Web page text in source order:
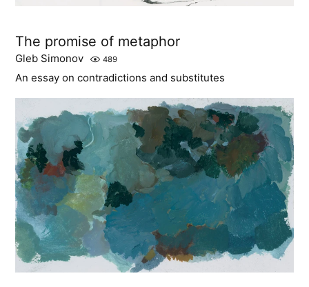
The promise of metaphor
Gleb Simonov 489
An essay on contradictions and substitutes